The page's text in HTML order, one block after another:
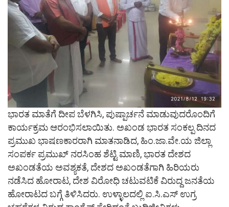
ಭಾರತ ಮಾತೆಗೆ ದೀಪ ಬೆಳಗಿಸಿ, ಪುಷ್ಪಾರ್ಚನೆ ಮಾಡುವುದರೊಂದಿಗೆ
ಕಾರ್ಯಕ್ರಮ ಆರಂಭಿಸಲಾಯಿತು. ಅಖಂಡ ಭಾರತ ಸಂಕಲ್ಪ ದಿನದ
ಪ್ರಮುಖ ಭಾಷಣಕಾರರಾಗಿ ಮಾತನಾಡಿದ, ಹಿಂ.ಜಾ.ವೇ.ಯ ಜಿಲ್ಲಾ
ಸಂಪರ್ಕ ಪ್ರಮುಖ್ ನರಸಿಂಹ ಶೆಟ್ಟಿ ಮಾಣಿ, ಭಾರತ ದೇಶದ
ಅಖಂಡತೆಯ ಅವಶ್ಯಕತೆ, ದೇಶದ ಅಖಂಡತೆಗಾಗಿ ಹಿರಿಯರು
ನಡೆಸಿದ ಹೋರಾಟ, ದೇಶ ವಿರೋಧಿ ಚಟುವಟಿಕೆ ವಿರುದ್ದ ಜನತೆಯ
ಹೋರಾಟದ ಬಗ್ಗೆ ತಿಳಿಸಿದರು. ಉಳ್ಳಾಲದಲ್ಲಿ ಐ.ಸಿ.ಎಸ್ ಉಗ್ರ